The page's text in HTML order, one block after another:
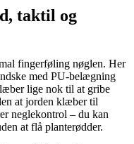
taktil og
fingerføling nøglen. Her
med PU-belægning
lige nok til at gribe
at jorden klæber til
neglekontrol – du kan
at flå planterødder.